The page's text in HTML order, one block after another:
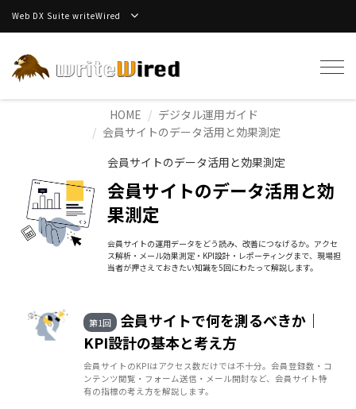
Web DX Suite writeWired
HOME
デジタル運用ガイド
会員サイトのデータ活用と効果測定
会員サイトのデータ活用と効果測定
会員サイトのデータ活用と効
果測定
会員サイトの運用データをどう読み、改善につなげるか。アクセ
ス解析・メール効果測定・KPI設計・レポーティングまで、現場担
当者が押さえておきたい知識を5回にわたって解説します。
第1回
会員サイトで何を測るべきか｜
KPI設計の基本と考え方
会員サイトのKPIはアクセス数だけでは不十分。会員登録数・コ
ンテンツ閲覧・フォーム送信・メール開封など、会員サイト特
有の指標の考え方を解説します。